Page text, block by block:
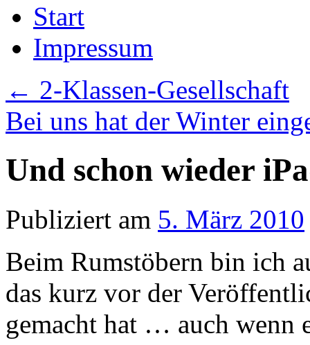
Start
Impressum
← 2-Klassen-Gesellschaft
Bei uns hat der Winter
Und schon wieder
Publiziert am 5. März 2010
Beim Rumstöbern bin ich
das kurz vor der
gemacht hat … auch wenn